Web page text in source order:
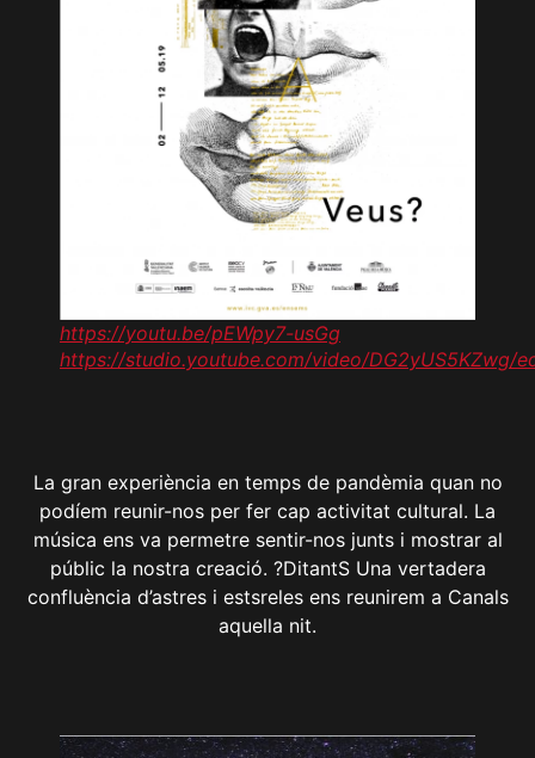
https://youtu.be/pEWpy7-usGg
https://studio.youtube.com/video/DG2yUS5KZwg/
La gran experiència en temps de pandèmia quan no
podíem reunir-nos per fer cap activitat cultural. La
música ens va permetre sentir-nos junts i mostrar al
públic la nostra creació. ?DitantS Una vertadera
confluència d’astres i estsreles ens reunirem a Canals
aquella nit.